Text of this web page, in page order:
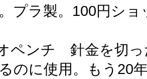
プラ製。100円シ
ペンチ 針金を切っ
のに使用。もう20